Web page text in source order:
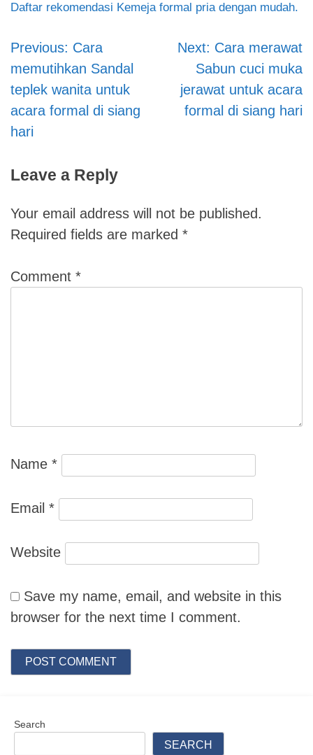
Daftar rekomendasi Kemeja formal pria dengan mudah.
Post
navigation
Previous: Cara
memutihkan Sandal
teplek wanita untuk
acara formal di siang
hari
Next: Cara merawat
Sabun cuci muka
jerawat untuk acara
formal di siang hari
Leave a Reply
Your email address will not be published.
Required fields are marked *
Comment *
Name *
Email *
Website
Save my name, email, and website in this
browser for the next time I comment.
Search
SEARCH